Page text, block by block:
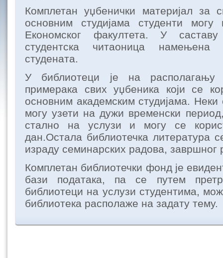
Комплетан уџбенички материјал за
основним студијама студенти
Економског факултета. У
студентска читаоница намењена
студената.
У библиотеци је на
примерака свих уџбеника који се
основним академским студијама.
могу узети на дужи временски
стално на услузи и могу се
дан.Остала библиотечка литература
израду семинарских радова, завршног
Комплетан библиотечки фонд је
бази података, па се путем
библиотеци на услузи студентима,
библиотека располаже на задату тему.